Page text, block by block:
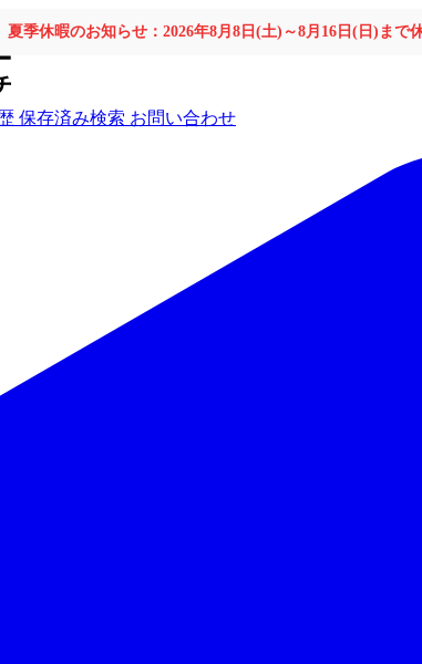
夏季休暇のお知らせ：2026年8月8日(土)～8月16日(日)まで
保存済み検索 お問い合わせ